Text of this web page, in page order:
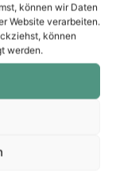
können wir Daten
Website verarbeiten.
können
werden.